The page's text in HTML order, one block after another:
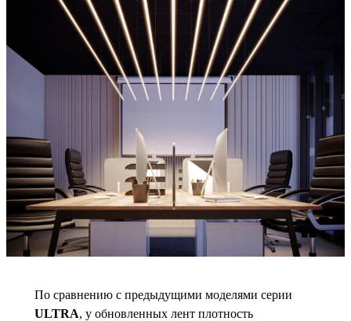
По сравнению с предыдущими моделями серии
ULTRA, у обновленных лент плотность